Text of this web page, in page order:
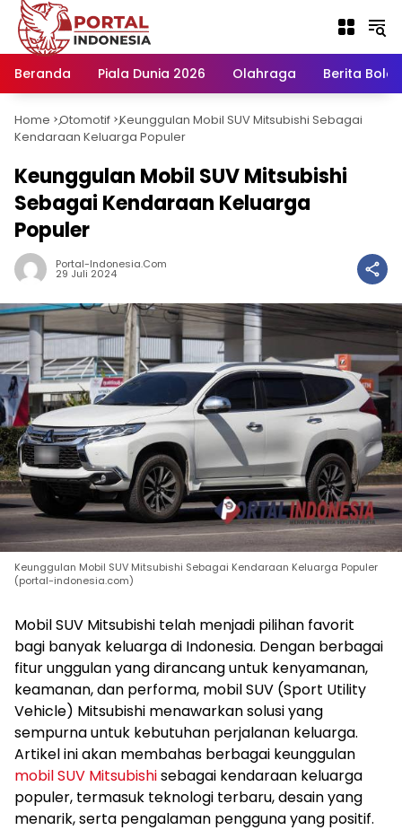
Langsung
konten
Beranda
Piala Dunia 2026 Olahraga Berita Bola
Home -Otomotif -
Keunggulan Mobil SUV Mitsubishi Sebagai
Kendaraan Keluarga Populer
Keunggulan Mobil SUV Mitsubishi
Sebagai Kendaraan Keluarga
Populer
Portal-Indonesia.com
29 Juli 2024
Keunggulan Mobil SUV Mitsubishi Sebagai Kendaraan Keluarga Populer
(portal-indonesia.com)
Mobil SUV Mitsubishi telah menjadi pilihan favorit
bagi banyak keluarga di Indonesia. Dengan berbagai
fitur unggulan yang dirancang untuk kenyamanan,
keamanan, dan performa, mobil SUV (Sport Utility
Vehicle) Mitsubishi menawarkan solusi yang
sempurna untuk kebutuhan perjalanan keluarga.
Artikel ini akan membahas berbagai keunggulan
mobil SUV Mitsubishisebagai kendaraan keluarga
populer, termasuk teknologi terbaru, desain yang
menarik, serta pengalaman pengguna yang positif.